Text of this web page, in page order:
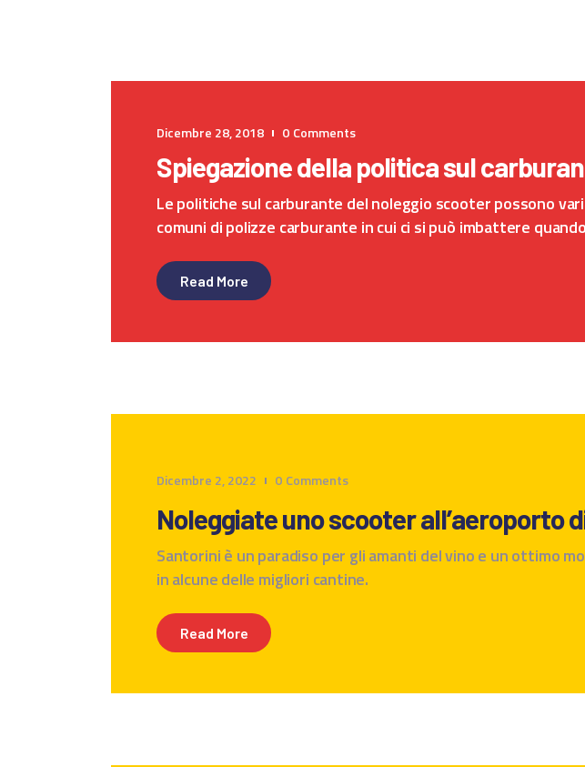
Dicembre 28, 2018 0 Comments
Spiegazione della politica sul
Le politiche sul carburante del noleggio scooter possono
comuni di polizze carburante in cui ci si può imbattere
Read More
Dicembre 2, 2022 0 Comments
Noleggiate uno scooter all’aeroporto
Santorini è un paradiso per gli amanti del vino e un ottimo
in alcune delle migliori cantine.
Read More